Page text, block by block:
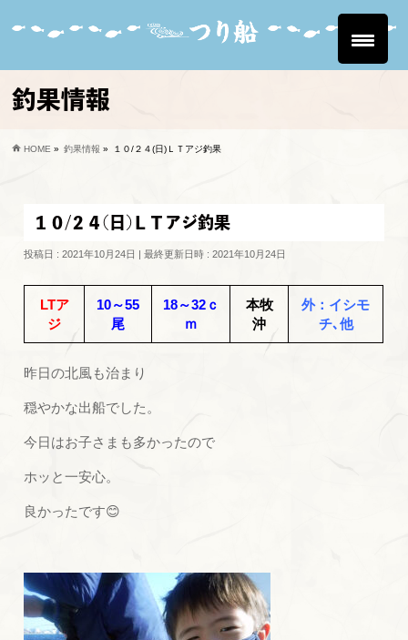
釣果情報
HOME » 釣果情報 » １０/２４(日)ＬＴアジ釣果
１０/２４(日)ＬＴアジ釣果
投稿日 : 2021年10月24日 最終更新日時 : 2021年10月24日
LTア
ジ
10～55
尾
18～32ｃ
ｍ
本牧
沖
外：イシモ
チ､他
昨日の北風も治まり
穏やかな出船でした。
今日はお子さまも多かったので
ホッと一安心。
良かったです😊